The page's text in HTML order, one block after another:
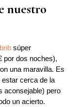
nuestro
súper
por dos noches),
una maravilla. Es
estar cerca de la
aconsejable) pero
un acierto.